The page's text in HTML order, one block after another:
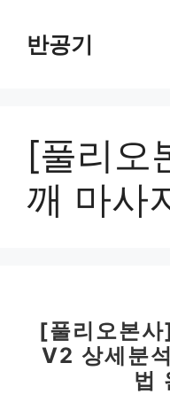
반공기
[풀리오
깨 마사
[풀리오본사
V2 상세분
법